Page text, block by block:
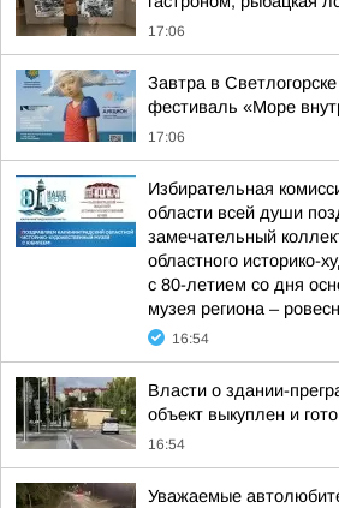
17:06
Завтра в
фестиваль «Море
17:06
Избирательная
области всей души
замечательный
областного историко-
с 80-летием со дня
музея региона –
16:54
Власти о здании-
объект выкуплен и
16:54
Уважаемые